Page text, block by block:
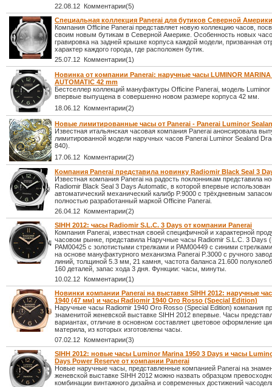
22.08.12 Комментарии(5)
Специальная коллекция Panerai для бутиков Северной Америки
Компания Officine Panerai представляет новую коллекцию часов,
своим новым бутикам в Северной Америке. Особенность новых
гравировка на задней крышке корпуса каждой модели, призванная
характер каждого города, где расположен бутик.
25.07.12 Комментарии(1)
Новинка от компании Panerai: наручные часы LUMINOR MARINA
AUTOMATIC 42 mm
Бестселлер коллекций мануфактуры Officine Panerai, модель Luminor
впервые выпущена в совершенно новом размере корпуса 42 мм.
18.06.12 Комментарии(2)
Новые лимитированные часы от Panerai - Panerai Luminor
Известная итальянская часовая компания Panerai анонсировала
лимитированной модели наручных часов Panerai Luminor Sealand
840).
17.06.12 Комментарии(2)
Компания Panerai представила новинку Radiomir Black Seal 3
Известная компания Panerai на радость поклонникам представила
Radiomir Black Seal 3 Days Automatic, в которой впервые
автоматический механический калибр P.9000 с трёхдневным
полностью разработанный маркой Officine Panerai.
26.04.12 Комментарии(2)
SIHH 2012: часы Radiomir S.L.C. 3 Days от компании Panerai
Компания Panerai, известная своей специфичной и характерной
часовом рынке, представила Наручные часы Radiomir S.L.C. 3 Days
РАМ00425 с золотистыми стрелками и РАМ00449 с синими
на основе мануфактурного механизма Panerai P.3000 c ручного
линий, толщиной 5.3 мм, 21 камня, частота баланса 21.600
160 деталей, запас хода 3 дня. Функции: часы, минуты.
10.02.12 Комментарии(1)
Новинки компании Panerai на выставке SIHH 2012: наручные
1940 (47 мм) и часы Radiomir 1940 Oro Rosso (Special Edition)
Наручные часы Radiomir 1940 Oro Rosso (Special Edition) компания
знаменитой женевской выставке SIHH 2012 впервые. Часы
вариантах, отличие в основном составляет цветовое оформление
материла, из которых изготовлены часы.
07.02.12 Комментарии(3)
SIHH 2012: новые часы Luminor Marina 1950 3 Days и часы
Days Power Reserve от компании Panerai
Новые наручные часы, представленные компанией Panerai на
женевской выставке SIHH 2012 можно назвать образцом
комбинации винтажного дизайна и современных достижений